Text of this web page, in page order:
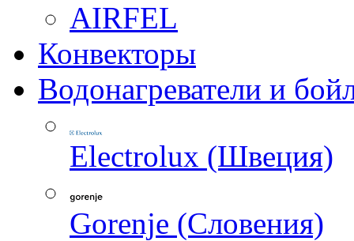
AIRFEL
Конвекторы
Водонагреватели и
Electrolux (Швеция)
Gorenje (Словения)